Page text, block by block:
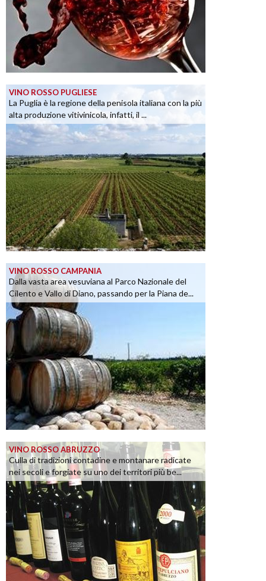
VINO ROSSO PUGLIESE
La Puglia è la regione della penisola italiana con la più
alta produzione vitivinicola, infatti, il ...
VINO ROSSO CAMPANIA
Dalla vasta area vesuviana al Parco Nazionale del
Cilento e Vallo di Diano, passando per la Piana de...
VINO ROSSO ABRUZZO
Culla di tradizioni contadine e montanare radicate
nei secoli e forgiate su uno dei territori più be...